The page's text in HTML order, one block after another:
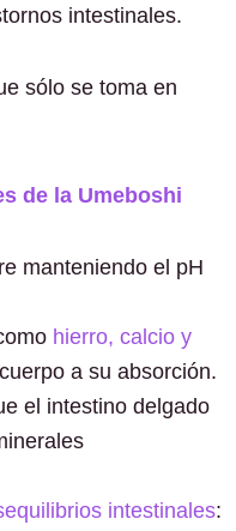
intestinales.
sólo se toma en
de la Umeboshi
manteniendo el pH
hierro, calcio y
a su absorción.
el intestino delgado
intestinales: